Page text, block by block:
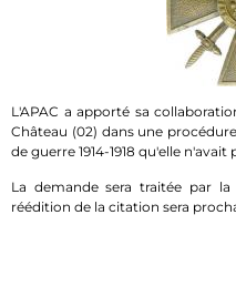
L'APAC a apporté sa
Château (02) dans une
de guerre 1914-1918 qu'elle n'avait
La demande sera traitée par
réédition de la citation sera